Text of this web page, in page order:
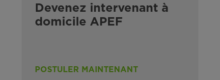
Devenez intervenant à
domicile APEF
POSTULER MAINTENANT